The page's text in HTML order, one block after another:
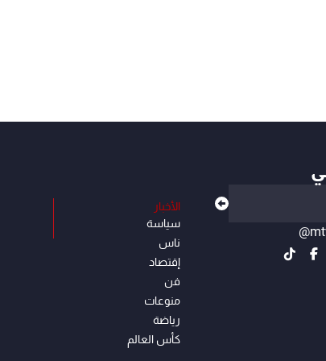
الأخبار
سياسة
ناس
إقتصاد
فن
منوعات
رياضة
كأس العالم